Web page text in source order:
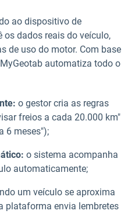
ao dispositivo de
os dados reais do veículo,
de uso do motor. Com base
automatiza todo o
o gestor cria as regras
freios a cada 20.000 km"
6 meses");
o sistema acompanha
automaticamente;
um veículo se aproxima
plataforma envia lembretes